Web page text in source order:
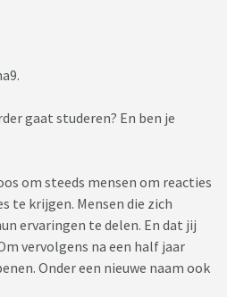
gaat studeren? En ben je
om steeds mensen om reacties
te krijgen. Mensen die zich
ervaringen te delen. En dat jij
vervolgens na een half jaar
Onder een nieuwe naam ook